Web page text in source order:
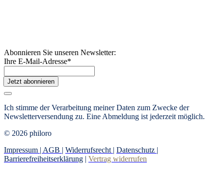
Abonnieren Sie unseren Newsletter:
Ihre E-Mail-Adresse*
Jetzt abonnieren
Ich stimme der Verarbeitung meiner Daten zum Zwecke der
Newsletterversendung zu. Eine Abmeldung ist jederzeit möglich.
© 2026 philoro
Impressum | AGB | Widerrufsrecht | Datenschutz |
Barrierefreiheitserklärung | Vertrag widerrufen